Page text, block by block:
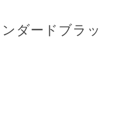
ダードブラッ